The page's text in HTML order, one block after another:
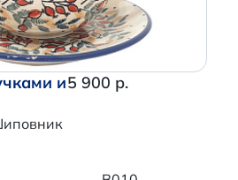
и5 900 р.